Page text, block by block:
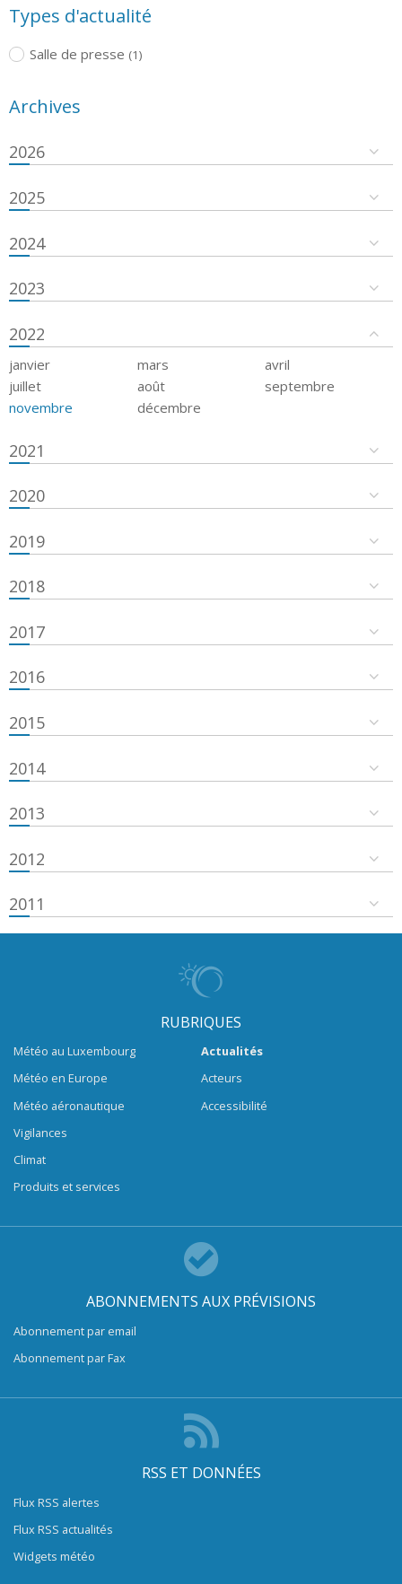
Types d'actualité
Salle de presse (1)
Archives
2026
2025
2024
2023
2022
janvier mars
avril
juillet
août
septembre
novembre
décembre
2021
2020
2019
2018
2017
2016
2015
2014
2013
2012
2011
RUBRIQUES
Météo au Luxembourg
Météo en Europe
Météo aéronautique
Vigilances
Climat
Produits et services
Actualités
Acteurs
Accessibilité
ABONNEMENTS AUX PRÉVISIONS
Abonnement par email
Abonnement par Fax
RSS ET DONNÉES
Flux RSS alertes
Flux RSS actualités
Widgets météo